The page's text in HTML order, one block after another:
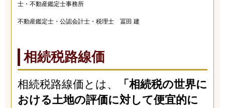
士・不動産鑑定士事務所
不動産鑑定士・公認会計士・税理士 冨田 建
相続税路線価
相続税路線価とは、
「相続税の世界に
おける土地の評価に対して便宜的に